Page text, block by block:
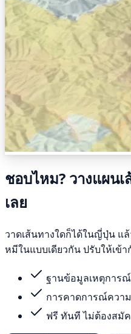
ชอบไหม? วางแผน
เลย
วาดเส้นทางใดก็ได้ในญี่ปุ่น แ
หมีในแบบเดียวกัน ปรับให้เข้
ฐานข้อมูลเหตุการ
การคาดการณ์ควา
ฟรี ทันที ไม่ต้องสมั